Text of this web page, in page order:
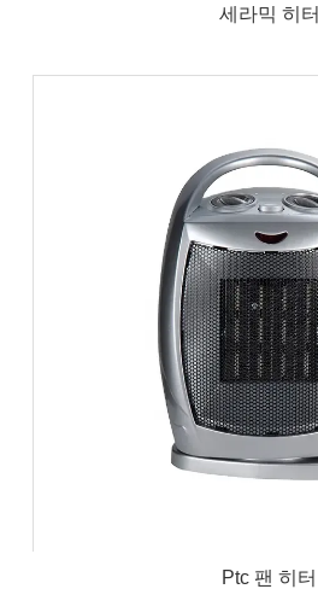
세라믹 히터
Ptc 팬 히터